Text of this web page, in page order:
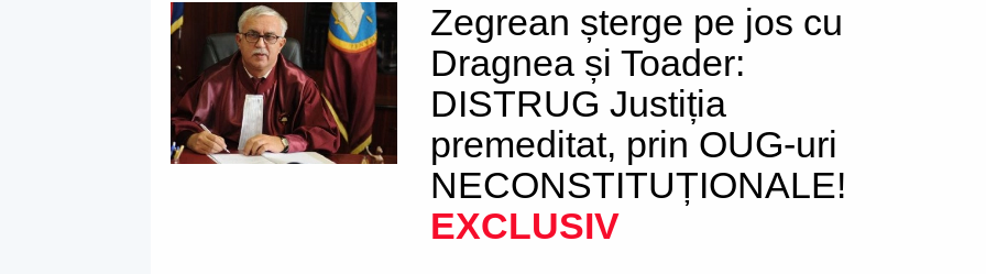
Zegrean șterge pe jos cu
Dragnea și Toader:
DISTRUG Justiția
premeditat, prin OUG-uri
NECONSTITUȚIONALE!
EXCLUSIV